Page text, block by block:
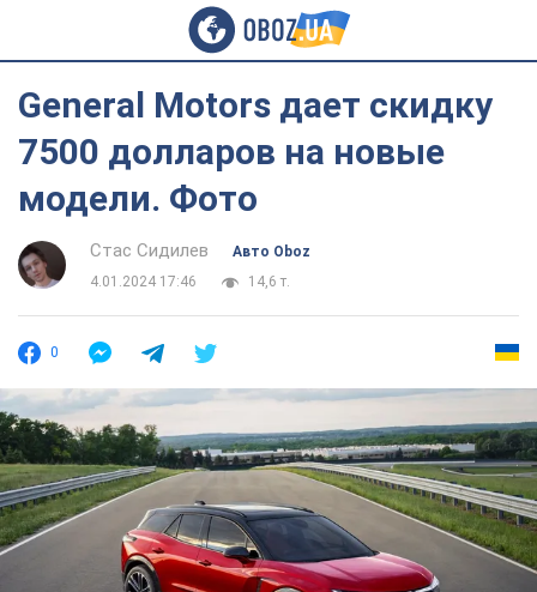
General Motors дает скидку
7500 долларов на новые
модели. Фото
Стас Сидилев
Авто Oboz
4.01.2024 17:46
14,6 т.
0